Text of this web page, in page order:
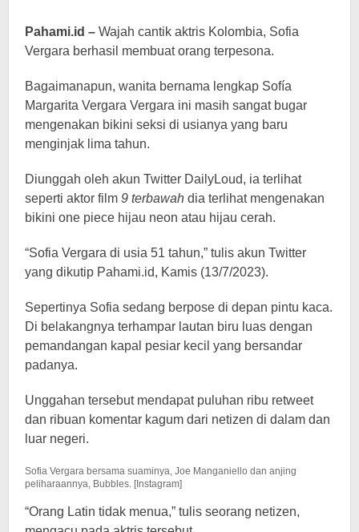
Pahami.id – Wajah cantik aktris Kolombia, Sofia
Vergara berhasil membuat orang terpesona.
Bagaimanapun, wanita bernama lengkap Sofía
Margarita Vergara Vergara ini masih sangat bugar
mengenakan bikini seksi di usianya yang baru
menginjak lima tahun.
Diunggah oleh akun Twitter DailyLoud, ia terlihat
seperti aktor film 9 terbawah dia terlihat mengenakan
bikini one piece hijau neon atau hijau cerah.
“Sofia Vergara di usia 51 tahun,” tulis akun Twitter
yang dikutip Pahami.id, Kamis (13/7/2023).
Sepertinya Sofia sedang berpose di depan pintu kaca.
Di belakangnya terhampar lautan biru luas dengan
pemandangan kapal pesiar kecil yang bersandar
padanya.
Unggahan tersebut mendapat puluhan ribu retweet
dan ribuan komentar kagum dari netizen di dalam dan
luar negeri.
Sofia Vergara bersama suaminya, Joe Manganiello dan anjing
peliharaannya, Bubbles. [Instagram]
“Orang Latin tidak menua,” tulis seorang netizen,